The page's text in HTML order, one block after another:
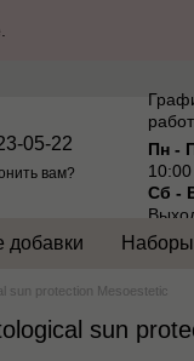
05-22
вам?
Пн -
Сб -
Наборы
sun protection Mesoestetic
sun